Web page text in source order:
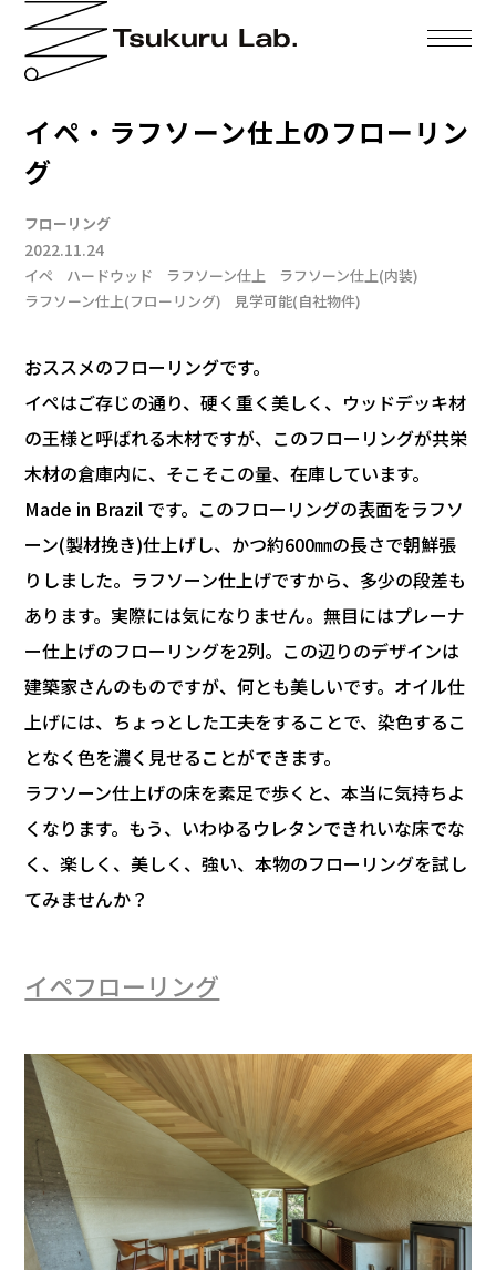
イペ・ラフソーン仕上のフローリン
グ
フローリング
2022.11.24
イペ ハードウッド ラフソーン仕上
ラフソーン仕上(内装)
ラフソーン仕上(フローリング)
見学可能(自社物件)
おススメのフローリングです。
イペはご存じの通り、硬く重く美しく、ウッドデッキ材
の王様と呼ばれる木材ですが、このフローリングが共栄
木材の倉庫内に、そこそこの量、在庫しています。
Made in Brazil です。このフローリングの表面をラフソ
ーン(製材挽き)仕上げし、かつ約600㎜の長さで朝鮮張
りしました。ラフソーン仕上げですから、多少の段差も
あります。実際には気になりません。無目にはプレーナ
ー仕上げのフローリングを2列。この辺りのデザインは
建築家さんのものですが、何とも美しいです。オイル仕
上げには、ちょっとした工夫をすることで、染色するこ
となく色を濃く見せることができます。
ラフソーン仕上げの床を素足で歩くと、本当に気持ちよ
くなります。もう、いわゆるウレタンできれいな床でな
く、楽しく、美しく、強い、本物のフローリングを試し
てみませんか？
イペフローリング